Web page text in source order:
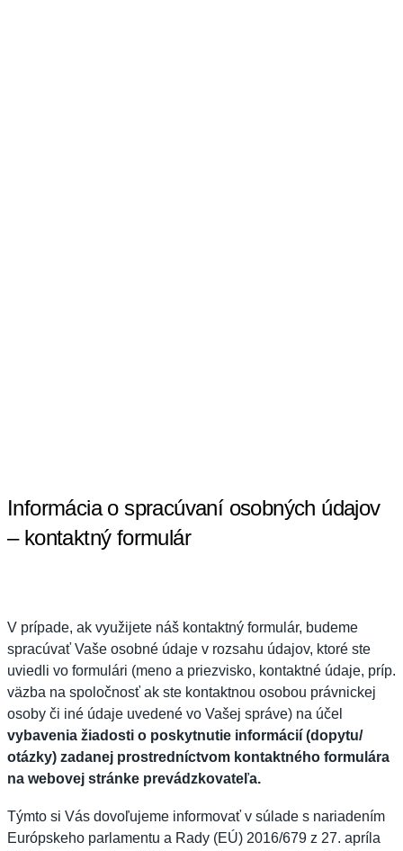
Informácia o spracúvaní osobných údajov
– kontaktný formulár
V prípade, ak využijete náš kontaktný formulár, budeme
spracúvať Vaše osobné údaje v rozsahu údajov, ktoré ste
uviedli vo formulári (meno a priezvisko, kontaktné údaje, príp.
väzba na spoločnosť ak ste kontaktnou osobou právnickej
osoby či iné údaje uvedené vo Vašej správe) na účel
vybavenia žiadosti o poskytnutie informácií (dopytu/
otázky) zadanej prostredníctvom kontaktného formulára
na webovej stránke prevádzkovateľa.
Týmto si Vás dovoľujeme informovať v súlade s nariadením
Európskeho parlamentu a Rady (EÚ) 2016/679 z 27. apríla